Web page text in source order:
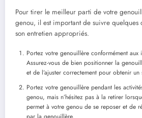
Pour tirer le meilleur parti de votre
genou, il est important de suivre quelques
son entretien appropriés.
Portez votre genouillère conformément aux
Assurez-vous de bien positionner la
et de l’ajuster correctement pour obtenir
Portez votre genouillère pendant les
genou, mais n’hésitez pas à la retirer
permet à votre genou de se reposer et de